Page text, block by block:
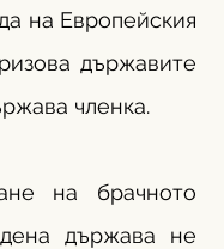
на Европейския
държавите
членка.
на брачното
държава не